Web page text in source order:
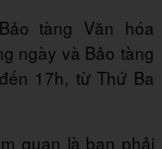
tàng Văn hóa
ngày và Bảo tàng
17h, từ Thứ Ba
quan là bạn phải